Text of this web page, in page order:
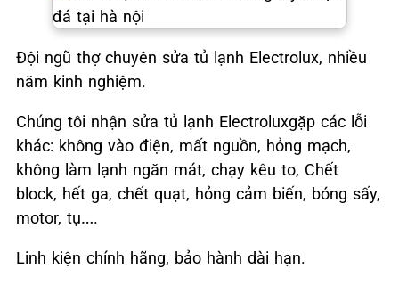
Đội ngũ thợ chuyên sửa tủ lạnh Electrolux, nhiều
năm kinh nghiệm.
Chúng tôi nhận sửa tủ lạnh Electroluxgặp các lỗi
khác: không vào điện, mất nguồn, hỏng mạch,
không làm lạnh ngăn mát, chạy kêu to, Chết
block, hết ga, chết quạt, hỏng cảm biến, bóng sấy,
motor, tụ….
Linh kiện chính hãng, bảo hành dài hạn.